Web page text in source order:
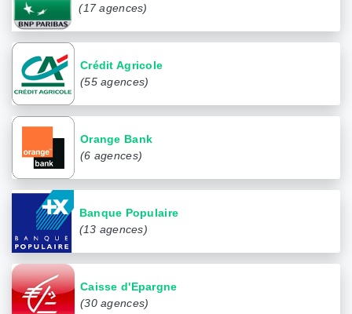
(17 agences)
Crédit Agricole
(55 agences)
Orange Bank
(6 agences)
Banque Populaire
(13 agences)
Caisse d'Epargne
(30 agences)